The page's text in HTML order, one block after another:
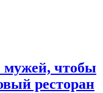
мужей, чтобы
ресторан